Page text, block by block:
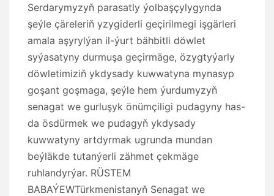
Serdarymyzyň parasatly ýolbaşçylygynda
şeýle çäreleriň yzygiderli geçirilmegi işgärleri
amala aşyrylýan il-ýurt bähbitli döwlet
syýasatyny durmuşa geçirmäge, özygtyýarly
döwletimiziň ykdysady kuwwatyna mynasyp
goşant goşmaga, şeýle hem ýurdumyzyň
senagat we gurluşyk önümçiligi pudagyny has-
da ösdürmek we pudagyň ykdysady
kuwwatyny artdyrmak ugrunda mundan
beýläkde tutanýerli zähmet çekmäge
ruhlandyrýar. RÜSTEM
BABAÝEWTürkmenistanyň Senagat we